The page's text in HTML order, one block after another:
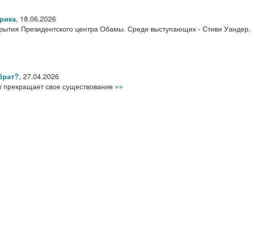
, 18.06.2026
Президентского центра Обамы. Среди выступающих - Стиви Уандер,
, 27.04.2026
свое существование »»